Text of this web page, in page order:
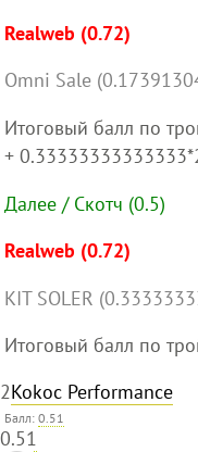
Realweb (0.72)
Omni Sale
Итоговый балл по
+
Далее / Скотч (0.5)
Realweb (0.72)
KIT SOLER
Итоговый балл по
2Kokoc Performance
Балл:0.51
0.51